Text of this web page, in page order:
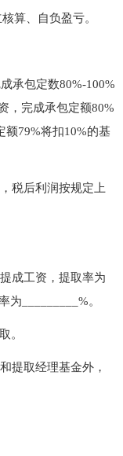
算、自负盈亏。
承包定数80%-100%
，完成承包定额80%
额79%将扣10%的基
税后利润按规定上
成工资，提取率为
为_________%。
。
取经理基金外，